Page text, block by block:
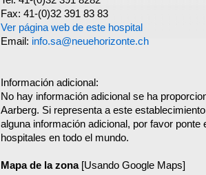
Fax: 41-(0)32 391 83 83
Ver página web de este hospital
Email: info.sa@neuehorizonte.ch
Información adicional:
No hay información adicional se ha
Aarberg. Si representa a este
alguna información adicional, por favor ponte
hospitales en todo el mundo.
Mapa de la zona[Usando Google Maps]